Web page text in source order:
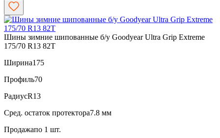
Шины зимние шипованные б/у Goodyear Ultra Grip Extreme
175/70 R13 82T
Ширина175
Профиль70
РадиусR13
Сред. остаток протектора7.8 мм
Продажапо 1 шт.